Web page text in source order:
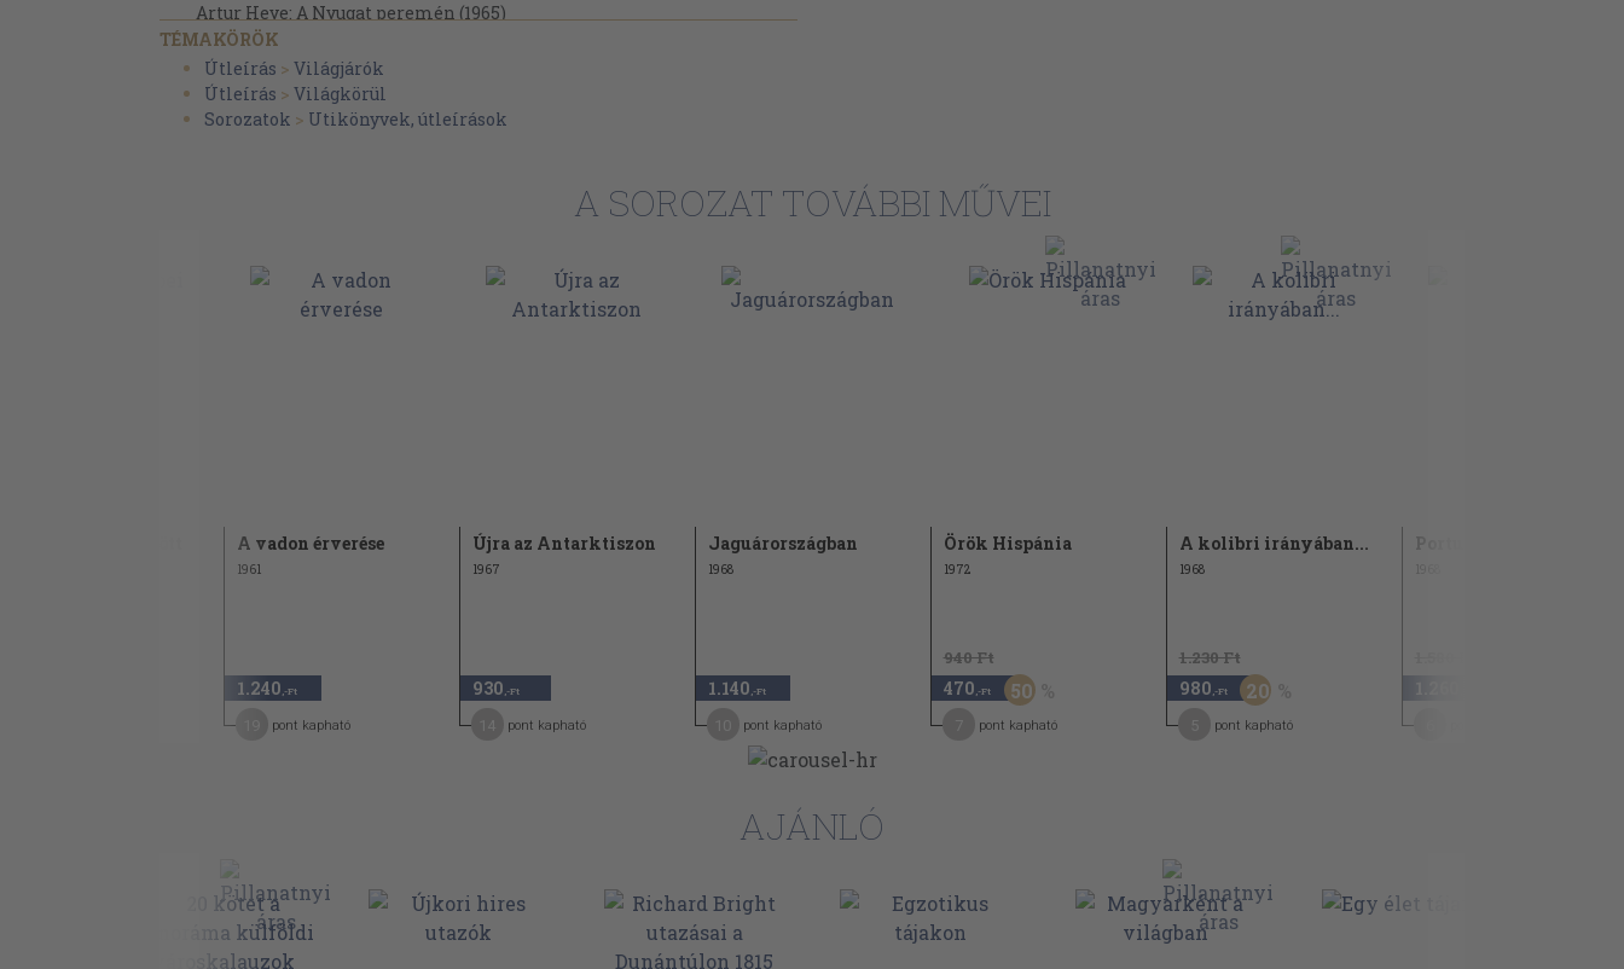
Artur Heye: A Nyugat peremén (1965)
Artur Heye: Három világrész csavargója (1963)
Ata Kandó: A Hold véréből (1970)
Auguste Piccard: A tenger mélyén (1961)
Baracs Dénes: Tanuld meg újra Kínát! (1984)
Bedő István: Kalóz a Dunán (1978)
Boglár Lajos: Trópusi indiánok között (1966)
Csapó György: Az arany teknősbéka földjén (1961)
Duncan Pryde: Most már eszkimó vagy! (1976)
E. T. Krenkel: Hívójelem: RAEM (1977)
TÉMAKÖRÖK
Útleírás > Világjárók
Útleírás > Világkörül
Sorozatok > Utikönyvek, útleírások
A SOROZAT TOVÁBBI MŰVEI
A vadon érverése
1961
1.240 ,-Ft
pont kapható
Újra az Antarktiszon
1967
930 ,-Ft
pont kapható
Jaguárországban
1968
1.140 ,-Ft
pont kapható
Örök Hispánia
1972
940 Ft
470 ,-Ft 50
pont kapható
A kolibri irányában...
1968
1.230 Ft
980 ,-Ft 20
pont kapható
Portugál partokon
AJÁNLÓ